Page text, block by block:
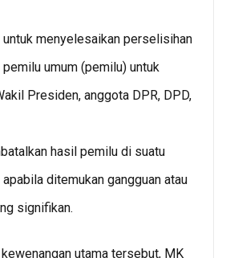
untuk menyelesaikan perselisihan
umum (pemilu) untuk
Presiden, anggota DPR, DPD,
hasil pemilu di suatu
ditemukan gangguan atau
signifikan.
utama tersebut, MK